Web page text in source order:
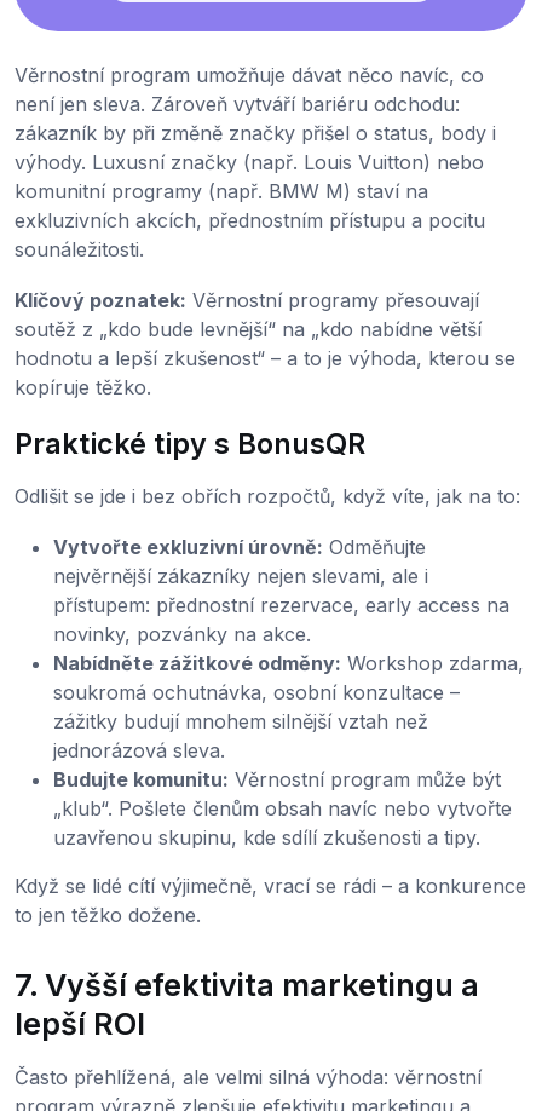
Věrnostní program umožňuje dávat něco navíc, co
není jen sleva. Zároveň vytváří bariéru odchodu:
zákazník by při změně značky přišel o status, body i
výhody. Luxusní značky (např. Louis Vuitton) nebo
komunitní programy (např. BMW M) staví na
exkluzivních akcích, přednostním přístupu a pocitu
sounáležitosti.
Klíčový poznatek: Věrnostní programy přesouvají
soutěž z „kdo bude levnější“ na „kdo nabídne větší
hodnotu a lepší zkušenost“ – a to je výhoda, kterou se
kopíruje těžko.
Praktické tipy s BonusQR
Odlišit se jde i bez obřích rozpočtů, když víte, jak na to:
Vytvořte exkluzivní úrovně: Odměňujte
nejvěrnější zákazníky nejen slevami, ale i
přístupem: přednostní rezervace, early access na
novinky, pozvánky na akce.
Nabídněte zážitkové odměny: Workshop zdarma,
soukromá ochutnávka, osobní konzultace –
zážitky budují mnohem silnější vztah než
jednorázová sleva.
Budujte komunitu: Věrnostní program může být
„klub“. Pošlete členům obsah navíc nebo vytvořte
uzavřenou skupinu, kde sdílí zkušenosti a tipy.
Když se lidé cítí výjimečně, vrací se rádi – a konkurence
to jen těžko dožene.
7. Vyšší efektivita marketingu a
lepší ROI
Často přehlížená, ale velmi silná výhoda: věrnostní